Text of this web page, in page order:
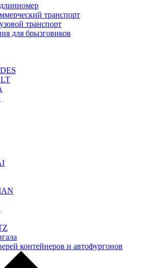
транспорт
транспорт
для брызговиков
контейнеров и автофургонов